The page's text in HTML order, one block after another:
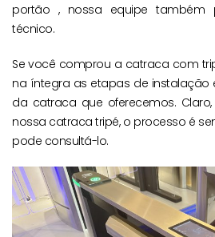
portão , nossa equipe também
técnico.
Se você comprou a catraca com
na íntegra as etapas de
da catraca que oferecemos.
nossa catraca tripé, o processo é
pode consultá-lo.